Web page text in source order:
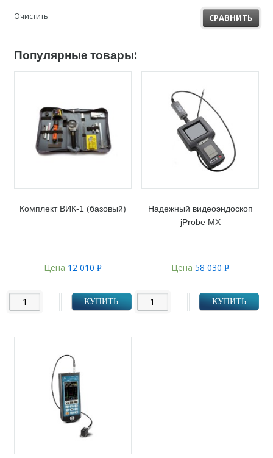
Очистить СРАВНИТЬ
Популярные товары:
Комплект ВИК-1 (базовый)
Цена 12 010 Р
КУПИТЬ
Надежный видеоэндоскоп
jProbe MX
Цена58 030Р
КУПИТЬ